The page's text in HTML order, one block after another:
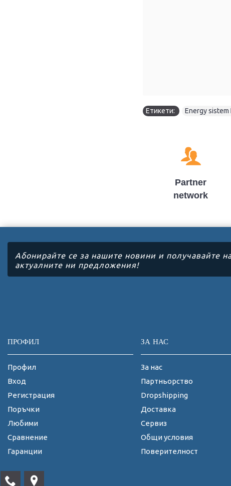
Етикети: Energy sistem
Partner
network
Абонирайте се за нашите новини и получавайте
актуалните ни предложения!
ПРОФИЛ
Профил
Вход
Регистрация
Поръчки
Любими
Сравнение
Гаранции
ЗА НАС
За нас
Партньорство
Dropshipping
Доставка
Сервиз
Общи условия
Поверителност